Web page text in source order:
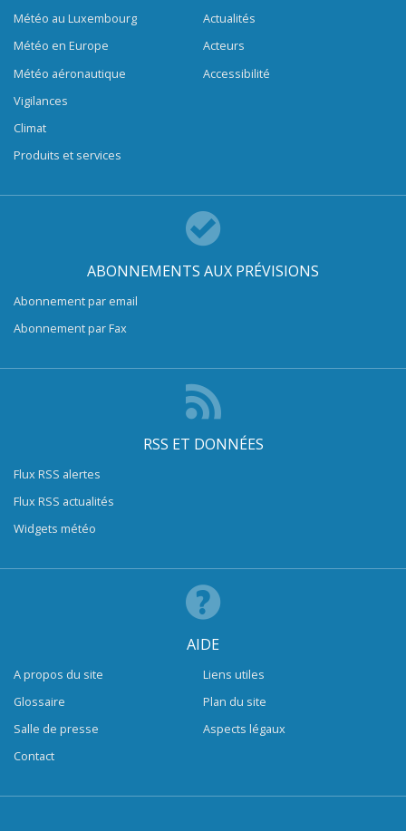
Météo au Luxembourg
Météo en Europe
Météo aéronautique
Vigilances
Climat
Produits et services
Actualités
Acteurs
Accessibilité
ABONNEMENTS AUX PRÉVISIONS
Abonnement par email
Abonnement par Fax
RSS ET DONNÉES
Flux RSS alertes
Flux RSS actualités
Widgets météo
AIDE
A propos du site
Glossaire
Salle de presse
Contact
Liens utiles
Plan du site
Aspects légaux